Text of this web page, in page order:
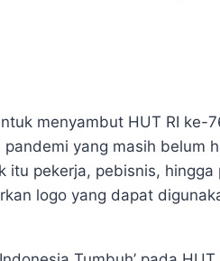
menyambut HUT RI ke-
pandemi yang masih belum
pekerja, pebisnis,
logo yang dapat